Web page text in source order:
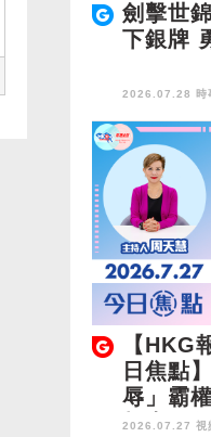
劍擊世
下銀牌
2026.07.28 時
【HKG
日焦點
辱」霸
胡志偉
2026.07.27 視